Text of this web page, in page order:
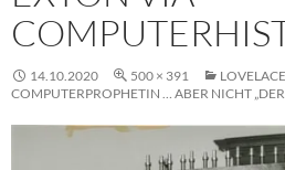
14.10.2020 500 × 391
COMPUTERPROPHETIN … ABER NICHT